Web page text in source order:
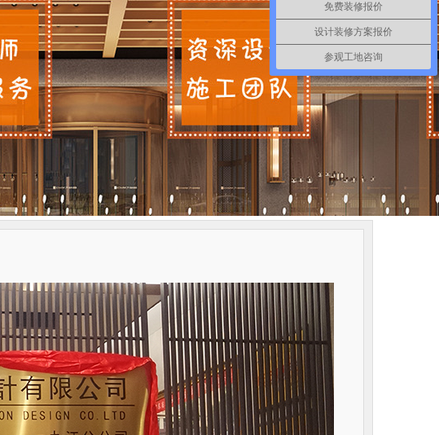
免费装修报价
设计装修方案报价
参观工地咨询